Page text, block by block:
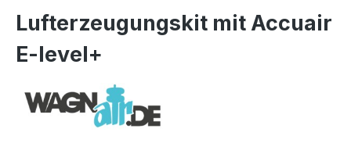
Lufterzeugungskit mit Accuair
E-level+